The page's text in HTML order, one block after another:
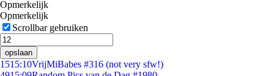
Opmerkelijk
Opmerkelijk
Scrollbar gebruiken
opslaan
1515:10VrijMiBabes #316 (not very sfw!)